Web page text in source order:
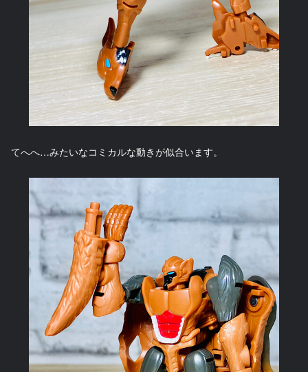
てへへ…みたいなコミカルな動きが似合います。